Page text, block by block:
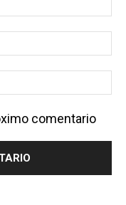
comentario